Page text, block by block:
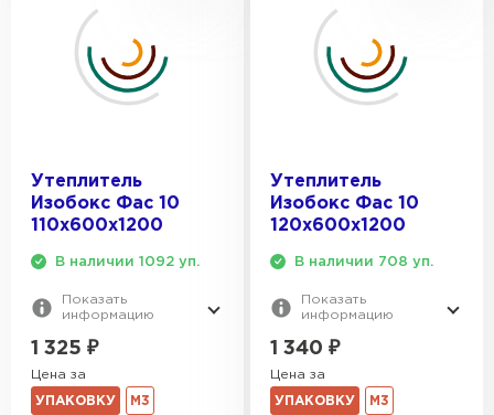
Утеплитель
Изобокс Фас 10
110х600х1200
В наличии 1092 уп.
Показать
информацию
1 325 ₽
Цена за
УПАКОВКУ М3
Утеплитель
Изобокс Фас 10
120х600х1200
В наличии 708 уп.
Показать
информацию
1 340 ₽
Цена за
УПАКОВКУ М3